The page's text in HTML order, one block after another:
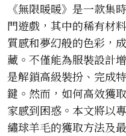
《無限暖暖》是一款集
門遊戲，其中的稀有材
質感和夢幻般的色彩，
藏。不僅能為服裝設計
是解鎖高級裝扮、完成
鍵。然而，如何高效獲
家感到困惑。本文將以
繡球羊毛的獲取方法及